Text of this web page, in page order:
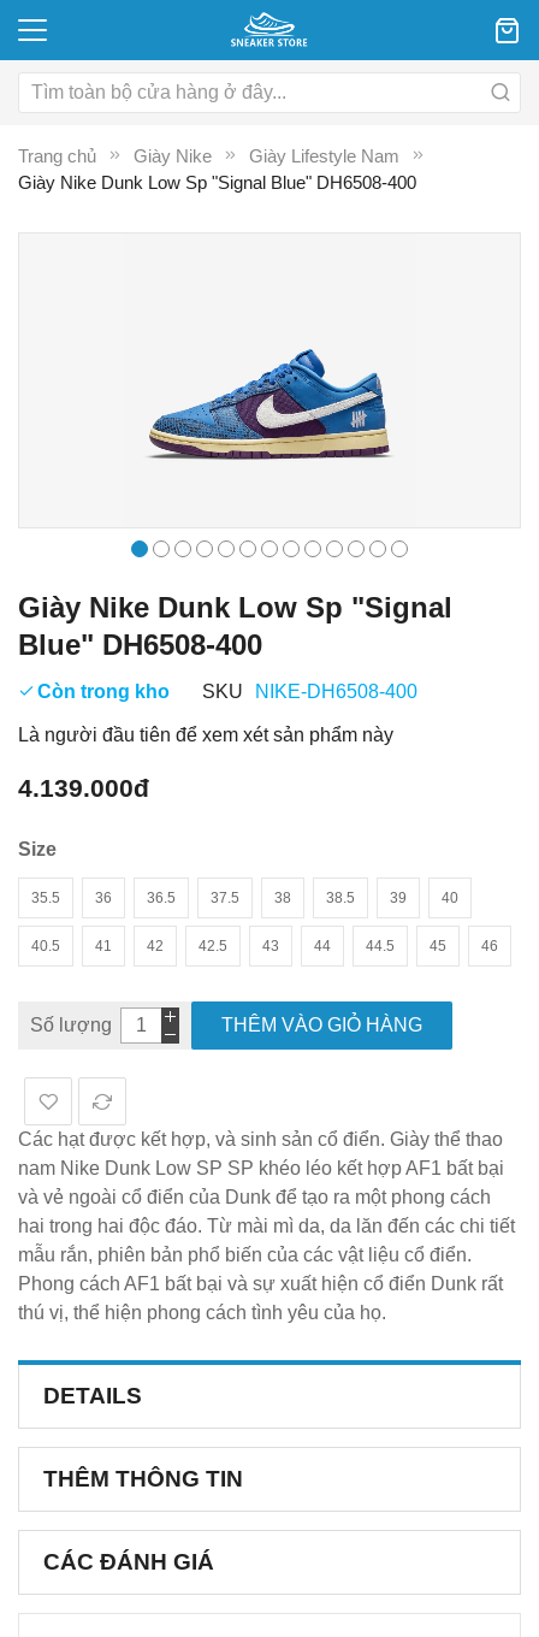
Trang chủ Giày Nike
Giày Lifestyle Nam
Giày Nike Dunk Low Sp "Signal Blue" DH6508-400
Giày Nike Dunk Low Sp "Signal
Blue" DH6508-400
Còn trong kho SKU NIKE-DH6508-400
Là người đầu tiên để xem xét sản phẩm này
4.139.000đ
Size
35.5 36 36.5 37.5 38 38.5 39 40
40.5 41 42 42.5 43 44 44.5 45 46
Số lượng THÊM VÀO GIỎ HÀNG
Các hạt được kết hợp, và sinh sản cổ điển. Giày thể thao
nam Nike Dunk Low SP SP khéo léo kết hợp AF1 bất bại
và vẻ ngoài cổ điển của Dunk để tạo ra một phong cách
hai trong hai độc đáo. Từ mài mì da, da lăn đến các chi tiết
mẫu rắn, phiên bản phổ biến của các vật liệu cổ điển.
Phong cách AF1 bất bại và sự xuất hiện cổ điển Dunk rất
thú vị, thể hiện phong cách tình yêu của họ.
DETAILS
THÊM THÔNG TIN
CÁC ĐÁNH GIÁ